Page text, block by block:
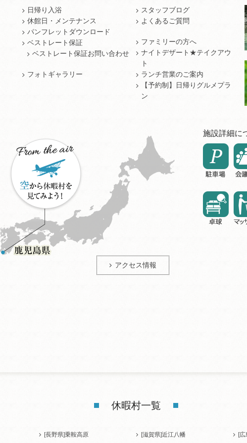
日帰り入浴
休館日・メンテナンス
パンフレットダウンロード
ベストレート保証
ベストレート保証お問い合わせ
フォトギャラリー
スタッフブログ
よくあるご質問
ファミリーの方へ
ナイトデザート★テイクアウ
ト
ランチ営業のご案内
【予約制】日帰りグルメプラ
ン
アクセス情報
施設詳細に
休暇村一覧
[長野県]乗鞍高原 [滋賀県]近江八幡 [広